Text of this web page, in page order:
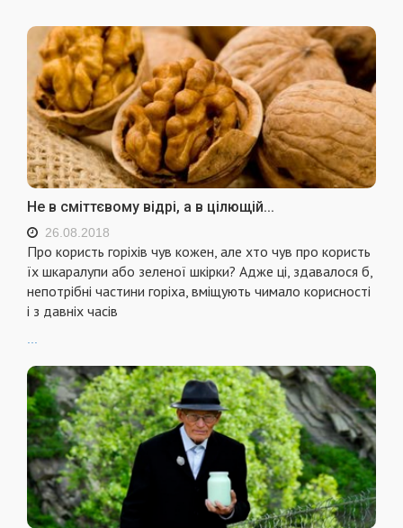
Не в сміттєвому відрі, а в цілющій...
26.08.2018
Про користь горіхів чув кожен, але хто чув про користь
їх шкаралупи або зеленої шкірки? Адже ці, здавалося б,
непотрібні частини горіха, вміщують чимало корисності
і з давніх часів
...